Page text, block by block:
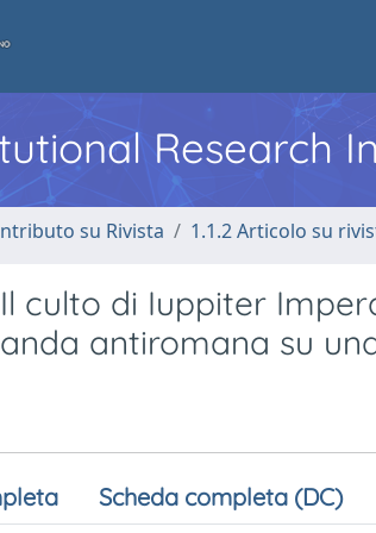
Research
su Rivista 1.1.2 Articolo su
culto di Iuppiter
antiromana su
Scheda completa (DC)